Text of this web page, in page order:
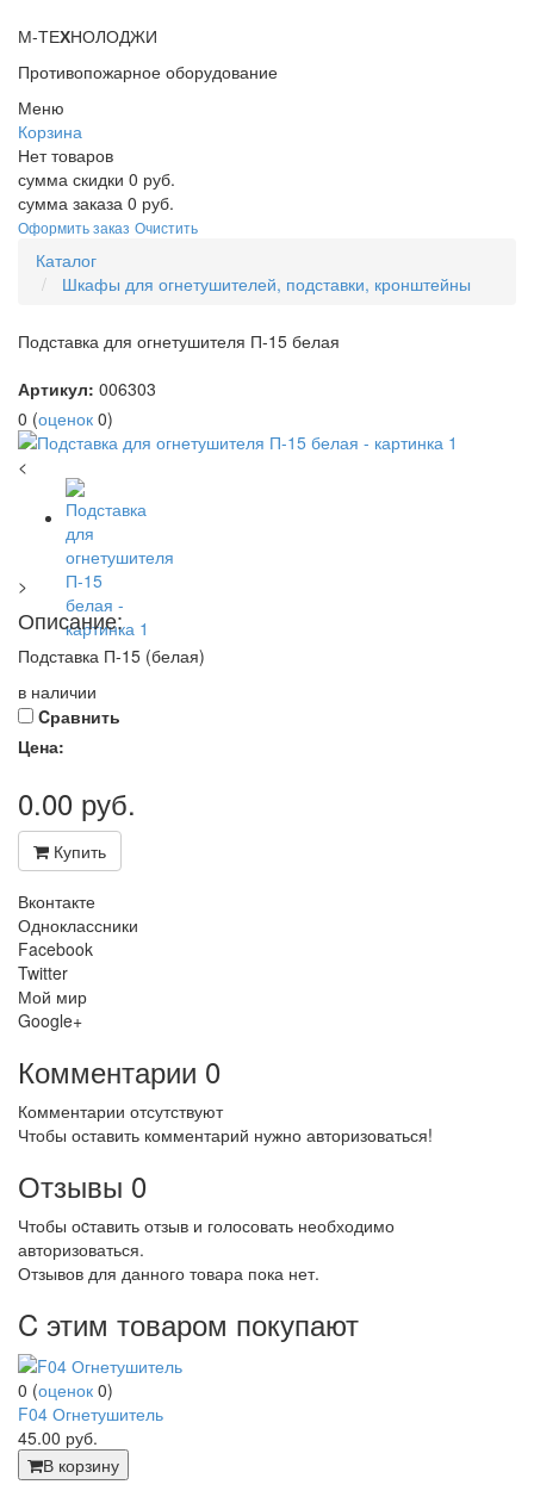
М-ТЕХНОЛОДЖИ
Противопожарное оборудование
Меню
Корзина
Нет товаров
сумма скидки 0 руб.
сумма заказа 0 руб.
Оформить заказ Очистить
Каталог
Шкафы для огнетушителей, подставки, кронштейны
Подставка для огнетушителя П-15 белая
Артикул: 006303
0 (оценок 0)
<
>
Описание:
Подставка П-15 (белая)
в наличии
Cравнить
Цена:
0.00 руб.
Купить
Вконтакте
Одноклассники
Facebook
Twitter
Мой мир
Google+
Комментарии 0
Комментарии отсутствуют
Чтобы оставить комментарий нужно авторизоваться!
Отзывы 0
Чтобы оcтавить отзыв и голосовать необходимо
авторизоваться.
Отзывов для данного товара пока нет.
C этим товаром покупают
0 (оценок 0)
F04 Огнетушитель
45.00 руб.
В корзину